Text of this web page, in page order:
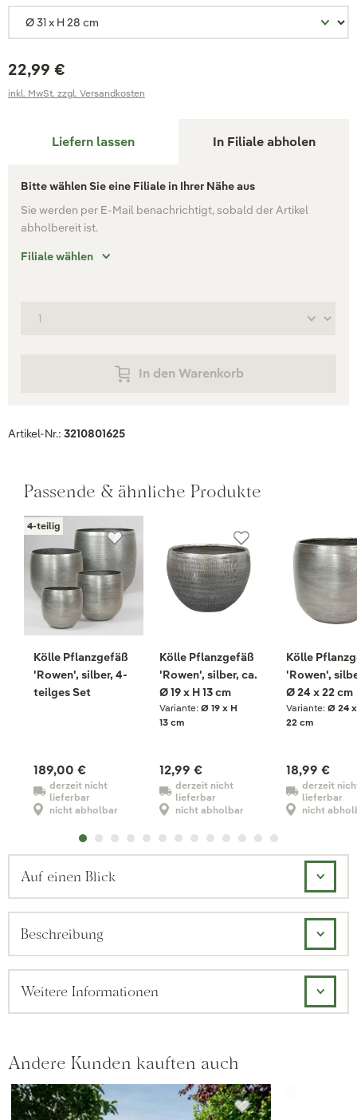
22,99 €
inkl. MwSt. zzgl. Versandkosten
Liefern lassen In Filiale abholen
Bitte wählen Sie eine Filiale in Ihrer Nähe aus
Sie werden per E-Mail benachrichtigt, sobald der Artikel
abholbereit ist.
Filiale wählen
In den Warenkorb
Artikel-Nr.: 3210801625
Passende & ähnliche Produkte
4-teilig
Kölle Pflanzgefäß
'Rowen', silber, 4-
teilges Set
189,00 €
derzeit nicht
lieferbar
nicht abholbar
Kölle Pflanzgefäß
'Rowen', silber, ca.
Ø 19 x H 13 cm
Variante:Ø 19 x H
13 cm
12,99 €
derzeit nicht
lieferbar
nicht abholbar
Kölle
'Rowen',
Ø 24 x 22 cm
Variante: Ø 24
22 cm
18,99 €
derzeit
lieferbar
nicht
Auf einen Blick
Beschreibung
Weitere Informationen
Andere Kunden kauften auch